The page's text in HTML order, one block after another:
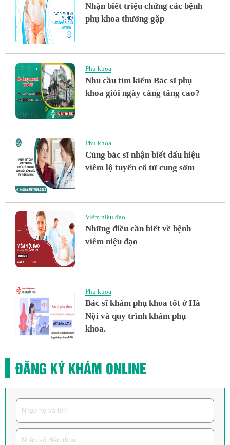
Nhận biết triệu chứng các bệnh
phụ khoa thường gặp
Phụ khoa
Nhu cầu tìm kiếm Bác sĩ phụ
khoa giỏi ngày càng tăng cao?
Phụ khoa
Cùng bác sĩ nhận biết dấu hiệu
viêm lộ tuyến cổ tử cung sớm
Viêm niệu đạo
Những điều cần biết về bệnh
viêm niệu đạo
Phụ khoa
Bác sĩ khám phụ khoa tốt ở Hà
Nội và quy trình khám phụ
khoa.
ĐĂNG KÝ KHÁM ONLINE